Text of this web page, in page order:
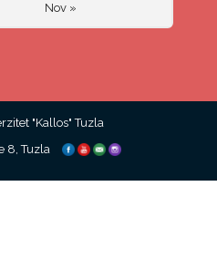
Nov »
"Kallos" Tuzla
8, Tuzla